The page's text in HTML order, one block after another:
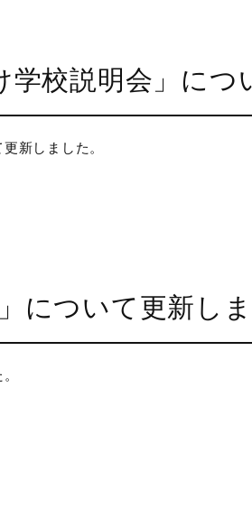
学校説明会」に
新しました。
について更新しま